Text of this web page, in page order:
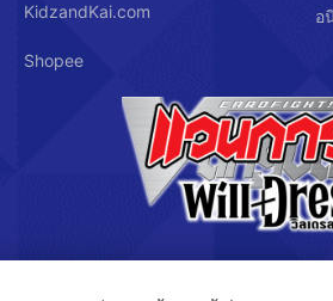
KidzandKai.com
Shopee
อ